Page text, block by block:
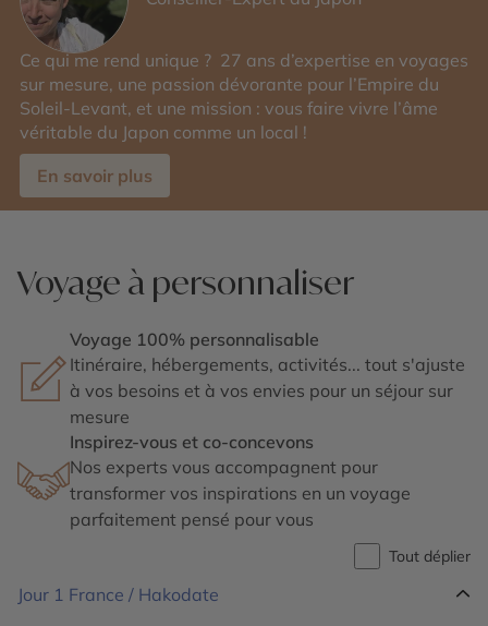
Ce qui me rend unique ? 27 ans d’expertise en voyages
sur mesure, une passion dévorante pour l’Empire du
Soleil-Levant, et une mission : vous faire vivre l’âme
véritable du Japon comme un local !
En savoir plus
Voyage à personnaliser
Voyage 100% personnalisable
Itinéraire, hébergements, activités... tout s'ajuste
à vos besoins et à vos envies pour un séjour sur
mesure
Inspirez-vous et co-concevons
Nos experts vous accompagnent pour
transformer vos inspirations en un voyage
parfaitement pensé pour vous
Tout déplier
Jour 1 France / Hakodate